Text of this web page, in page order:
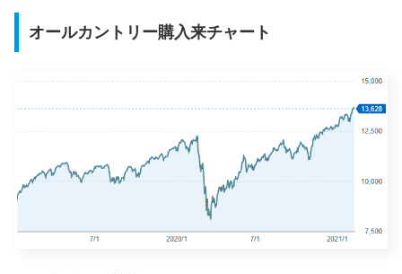
オールカントリー購入来チャート